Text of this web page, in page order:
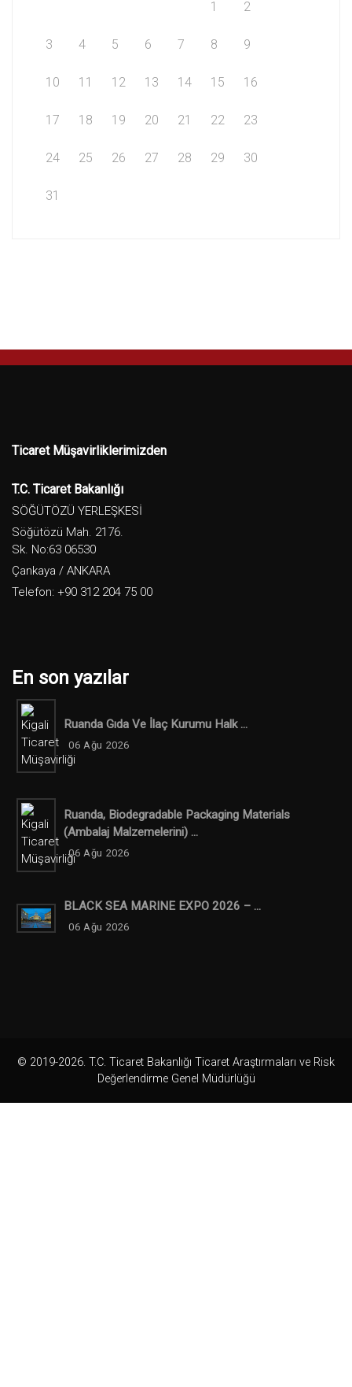
1 2
3 4 5 6 7 8 9
10 11 12 13 14 15 16
17 18 19 20 21 22 23
24 25 26 27 28 29 30
31
Ticaret Müşavirliklerimizden
T.C. Ticaret Bakanlığı
SÖĞÜTÖZÜ YERLEŞKESİ
Söğütözü Mah. 2176.
Sk. No:63 06530
Çankaya / ANKARA
Telefon: +90 312 204 75 00
En son yazılar
Ruanda Gıda Ve İlaç Kurumu Halk ...
06 Ağu 2026
Ruanda, Biodegradable Packaging Materials
(ambalaj Malzemelerini) ...
06 Ağu 2026
BLACK SEA MARINE EXPO 2026 – ...
06 Ağu 2026
© 2019-2026. T.C. Ticaret Bakanlığı Ticaret Araştırmaları ve Risk
Değerlendirme Genel Müdürlüğü